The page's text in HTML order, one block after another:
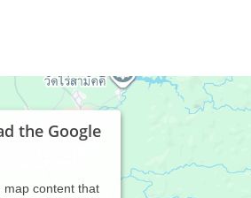
the Google
map content that